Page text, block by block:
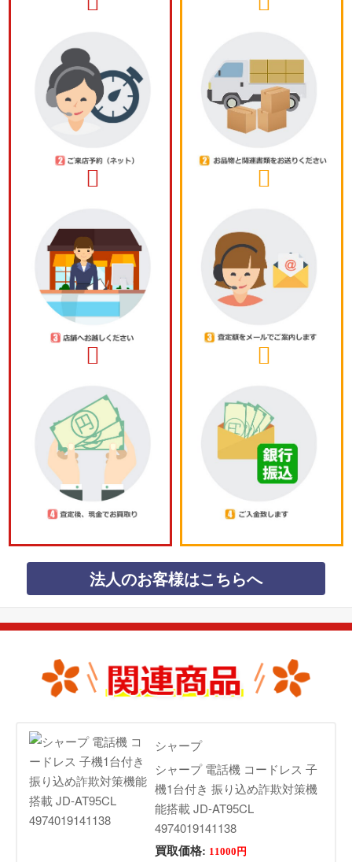
法人のお客様はこちらへ
シャープ
シャープ 電話機 コードレス 子
機1台付き 振り込め詐欺対策機
能搭載 JD-AT95CL
4974019141138
買取価格: 11000円